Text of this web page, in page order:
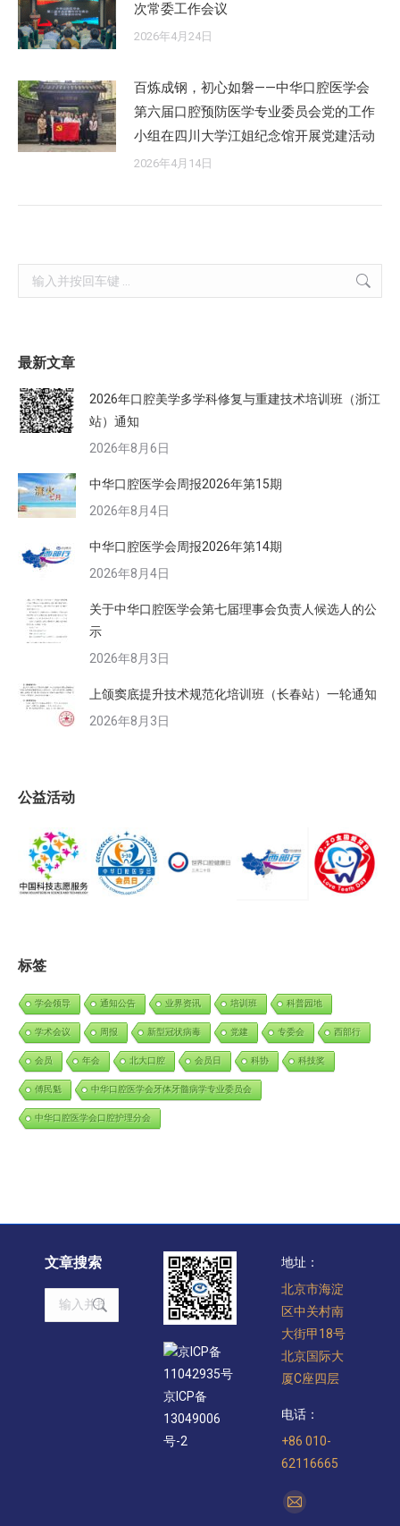
次常委工作会议
2026年4月24日
百炼成钢，初心如磐——中华口腔医学会
第六届口腔预防医学专业委员会党的工作
小组在四川大学江姐纪念馆开展党建活动
2026年4月14日
Search:
最新文章
2026年口腔美学多学科修复与重建技术培训班（浙江
站）通知
2026年8月6日
中华口腔医学会周报2026年第15期
2026年8月4日
中华口腔医学会周报2026年第14期
2026年8月4日
关于中华口腔医学会第七届理事会负责人候选人的公
示
2026年8月3日
上颌窦底提升技术规范化培训班（长春站）一轮通知
2026年8月3日
公益活动
标签
学会领导 通知公告 业界资讯 培训班 科普园地
学术会议 周报 新型冠状病毒 党建 专委会 西部行
会员 年会 北大口腔 会员日 科协 科技奖
傅民魁 中华口腔医学会牙体牙髓病学专业委员会
中华口腔医学会口腔护理分会
文章搜索
Search:
京ICP备
11042935号
京ICP备
13049006
号-2
地址：
北京市海淀
区中关村南
大街甲18号
北京国际大
厦C座四层
电话：
+86 010-
62116665
找到我们：
Mail